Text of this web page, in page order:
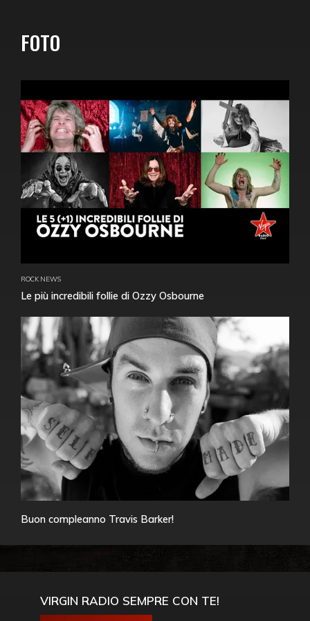
FOTO
ROCK NEWS
Le più incredibili follie di Ozzy Osbourne
Buon compleanno Travis Barker!
VIRGIN RADIO SEMPRE CON TE!